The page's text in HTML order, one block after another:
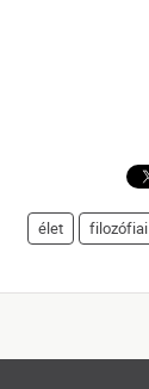
élet filozófiai